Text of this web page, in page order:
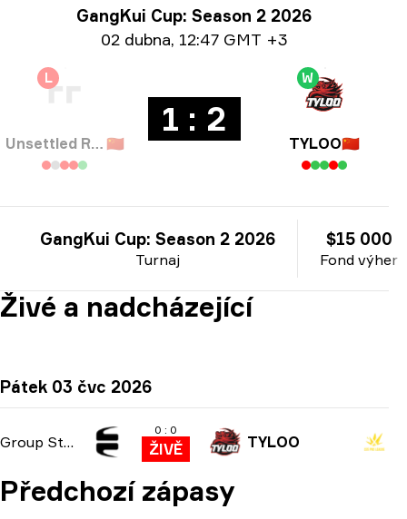
Informace o turnajiGangKui Cup: Season 2 2026
02 dubna, 12:47 GMT +3
L
Unsettled Resentment 🇨🇳
1 : 2
W
TYLOO🇨🇳
Turnaj
GangKui Cup: Season 2 2026
Fond výher
$15 000
Živé a nadcházející
Pátek 03 čvc 2026
Group Stage
0 : 0
ŽIVĚ TYLOO
Předchozí zápasy